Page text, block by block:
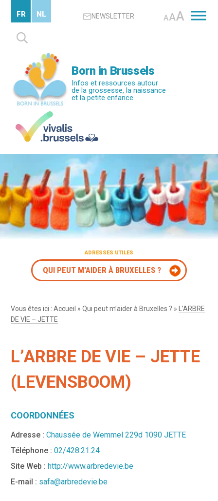
contenu
principal
NEWSLETTER AAA
Rechercher :
FR NL
Born in Brussels
Infos et ressources autour
de la grossesse, la naissance
et la petite enfance
ADRESSES UTILES
QUI PEUT M'AIDER À BRUXELLES ?
Vous êtes ici :Accueil »Qui peut m’aider à Bruxelles ? »
L’ARBRE
DE VIE – JETTE
L’ARBRE DE VIE – JETTE
(LEVENSBOOM)
COORDONNÉES
Adresse : Chaussée de Wemmel 229d 1090 JETTE
Téléphone :02/428.21.24
Site Web : http://www.arbredevie.be
E-mail : safa@arbredevie.be